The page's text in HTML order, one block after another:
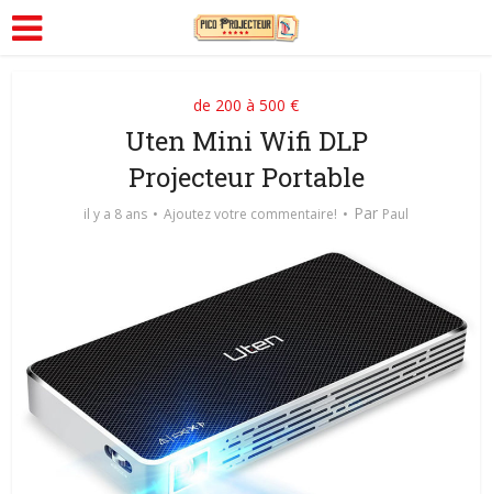
de 200 à 500 €
Uten Mini Wifi DLP
Projecteur Portable
il y a 8 ans Ajoutez votre commentaire! Par Paul